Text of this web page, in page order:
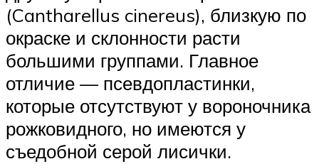
(Cantharellus cinereus), близкую по
окраске и склонности расти
большими группами. Главное
отличие — псевдопластинки,
которые отсутствуют у вороночника
рожковидного, но имеются у
съедобной серой лисички.